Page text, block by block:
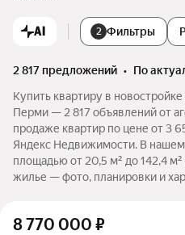
AI 2 Фильтры
2 817 предложений •
по
Купить квартиру в
Перми — 2 817 объявлений от
продаже квартир по цене от
Яндекс Недвижимости. В
площадью от 20,5 м² до 142,4
жилье — фото, планировки и
8 770 000 ₽